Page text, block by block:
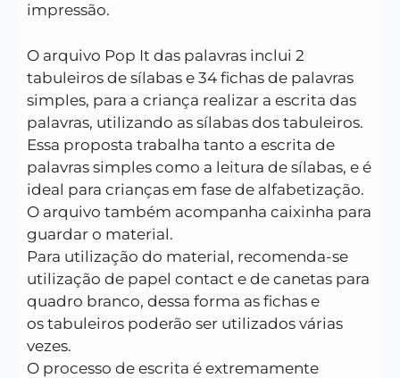
impressão.
O arquivo Pop It das palavras inclui 2
tabuleiros de sílabas e 34 fichas de palavras
simples, para a criança realizar a escrita das
palavras, utilizando as sílabas dos tabuleiros.
Essa proposta trabalha tanto a escrita de
palavras simples como a leitura de sílabas, e é
ideal para crianças em fase de alfabetização.
O arquivo também acompanha caixinha para
guardar o material.
Para utilização do material, recomenda-se
utilização de papel contact e de canetas para
quadro branco, dessa forma as fichas e
os tabuleiros poderão ser utilizados várias
vezes.
O processo de escrita é extremamente